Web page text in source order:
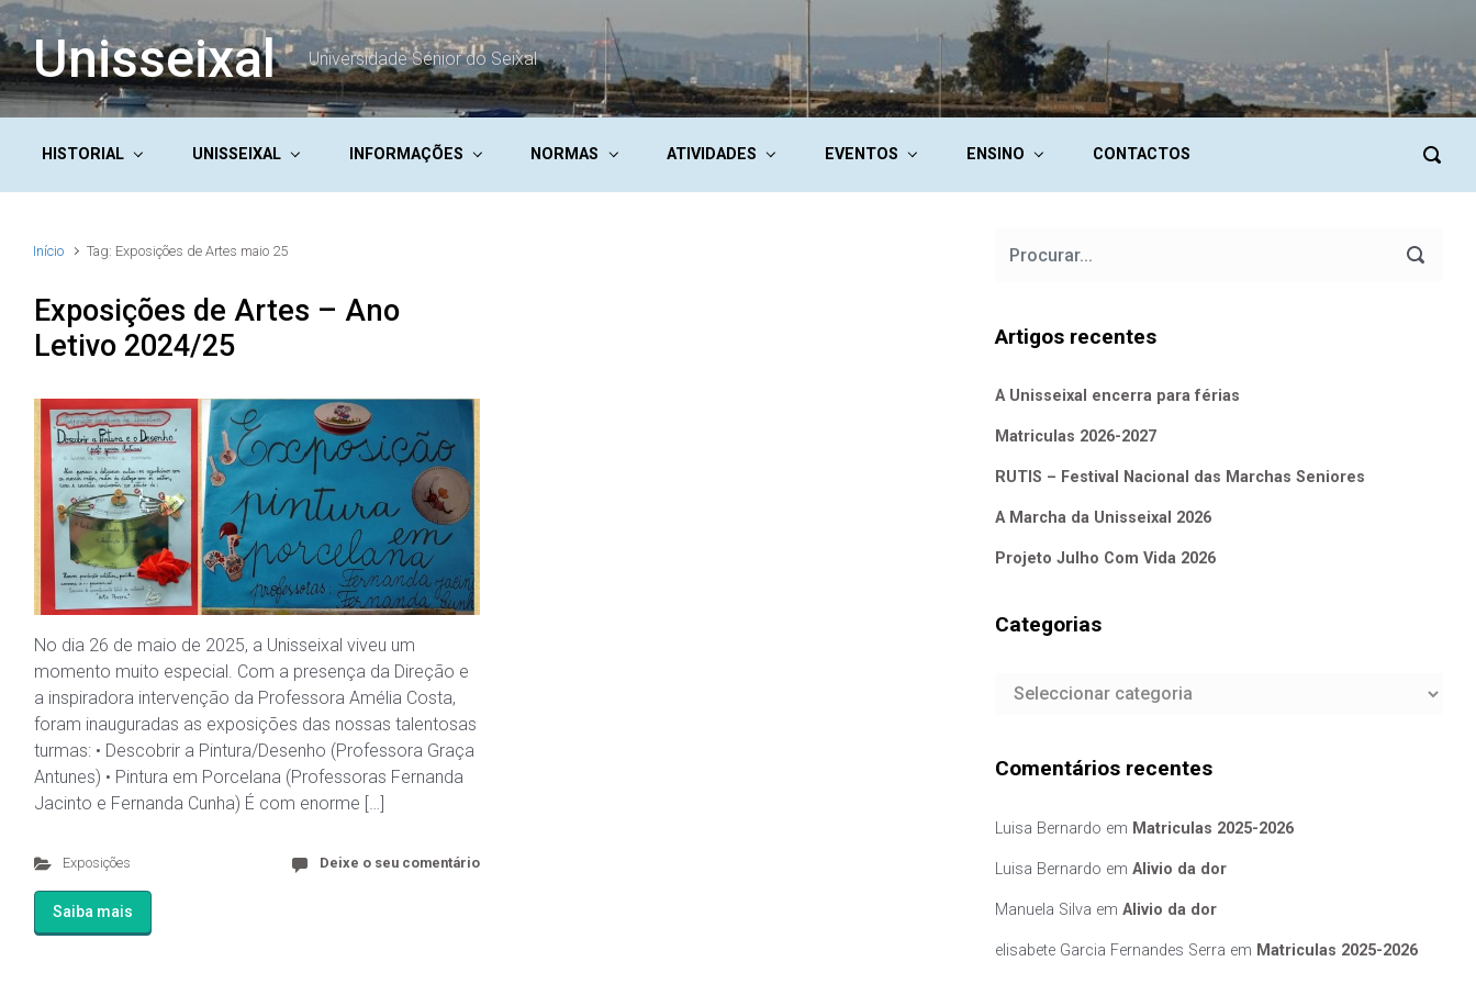
Skip to main content
Unisseixal Universidade Sénior do Seixal
HISTORIAL UNISSEIXAL INFORMAÇÕES NORMAS ATIVIDADES EVENTOS ENSINO CONTACTOS
Início Tag: Exposições de Artes maio 25
Exposições de Artes – Ano
Letivo 2024/25
No dia 26 de maio de 2025, a Unisseixal viveu um
momento muito especial. Com a presença da Direção e
a inspiradora intervenção da Professora Amélia Costa,
foram inauguradas as exposições das nossas talentosas
turmas: • Descobrir a Pintura/Desenho (Professora Graça
Antunes) • Pintura em Porcelana (Professoras Fernanda
Jacinto e Fernanda Cunha) É com enorme […]
Exposições Deixe o seu comentário
Saiba mais
Artigos recentes
A Unisseixal encerra para férias
Matriculas 2026-2027
RUTIS – Festival Nacional das Marchas Seniores
A Marcha da Unisseixal 2026
Projeto Julho Com Vida 2026
Categorias
Categorias
Comentários recentes
Luisa Bernardo em Matriculas 2025-2026
Luisa Bernardo em Alivio da dor
Manuela Silva em Alivio da dor
elisabete Garcia Fernandes Serra em Matriculas 2025-2026